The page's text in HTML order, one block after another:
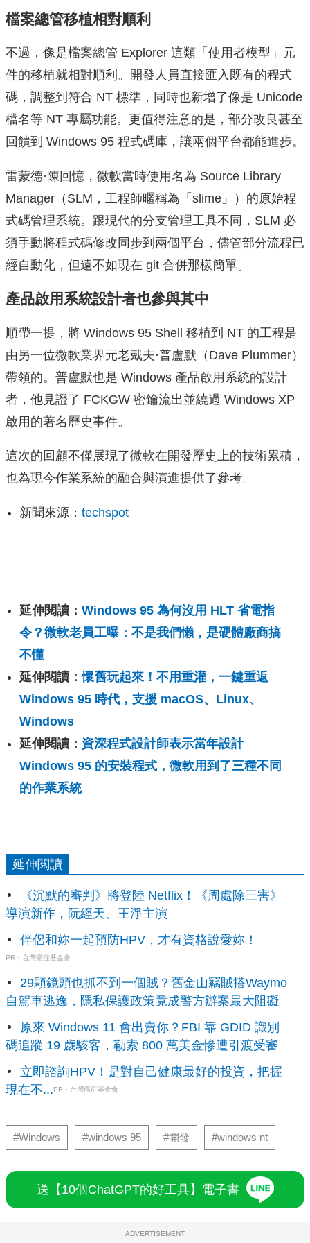
檔案總管移植相對順利
不過，像是檔案總管 Explorer 這類「使用者模型」元
件的移植就相對順利。開發人員直接匯入既有的程式
碼，調整到符合 NT 標準，同時也新增了像是 Unicode
檔名等 NT 專屬功能。更值得注意的是，部分改良甚至
回饋到 Windows 95 程式碼庫，讓兩個平台都能進步。
雷蒙德·陳回憶，微軟當時使用名為 Source Library
Manager（SLM，工程師暱稱為「slime」）的原始程
式碼管理系統。跟現代的分支管理工具不同，SLM 必
須手動將程式碼修改同步到兩個平台，儘管部分流程已
經自動化，但遠不如現在 git 合併那樣簡單。
產品啟用系統設計者也參與其中
順帶一提，將 Windows 95 Shell 移植到 NT 的工程是
由另一位微軟業界元老戴夫·普盧默（Dave Plummer）
帶領的。普盧默也是 Windows 產品啟用系統的設計
者，他見證了 FCKGW 密鑰流出並繞過 Windows XP
啟用的著名歷史事件。
這次的回顧不僅展現了微軟在開發歷史上的技術累積，
也為現今作業系統的融合與演進提供了參考。
新聞來源： techspot
延伸閱讀： Windows 95 為何沒用 HLT 省電指
令？微軟老員工曝：不是我們懶，是硬體廠商搞
不懂
延伸閱讀：懷舊玩起來！不用重灌，一鍵重返
Windows 95 時代，支援 macOS、Linux、
Windows
延伸閱讀： 資深程式設計師表示當年設計
Windows 95 的安裝程式，微軟用到了三種不同
的作業系統
延伸閱讀
《沉默的審判》將登陸 Netflix！《周處除三害》
導演新作，阮經天、王淨主演
伴侶和妳一起預防HPV，才有資格說愛妳！
PR・台灣癌症基金會
29顆鏡頭也抓不到一個賊？舊金山竊賊搭Waymo
自駕車逃逸，隱私保護政策竟成警方辦案最大阻礙
原來 Windows 11 會出賣你？FBI 靠 GDID 識別
碼追蹤 19 歲駭客，勒索 800 萬美金慘遭引渡受審
立即諮詢HPV！是對自己健康最好的投資，把握
現在不...PR・台灣癌症基金會
#Windows #windows 95 #開發 #windows nt
送【10個ChatGPT的好工具】電子書
ADVERTISEMENT